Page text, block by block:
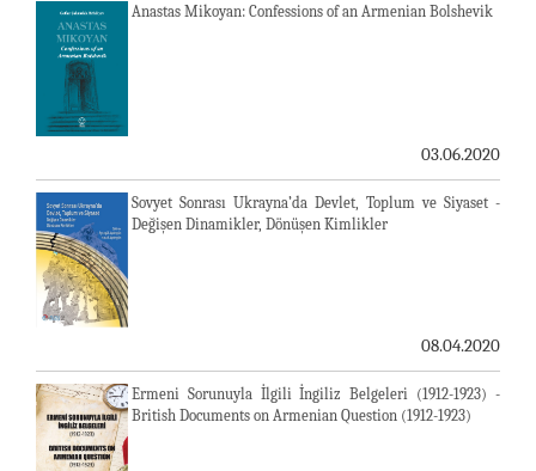
Anastas Mikoyan: Confessions of an Armenian Bolshevik
03.06.2020
Sovyet Sonrası Ukrayna’da Devlet, Toplum ve Siyaset -
Değişen Dinamikler, Dönüşen Kimlikler
08.04.2020
Ermeni Sorunuyla İlgili İngiliz Belgeleri (1912-1923) -
British Documents on Armenian Question (1912-1923)